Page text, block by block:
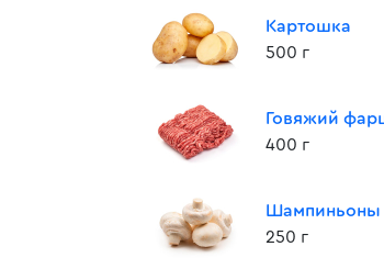
Картошка
500 г
Говяжий
400 г
Шампиньоны
250 г